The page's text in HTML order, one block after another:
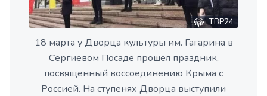
ТВР24
18 марта у Дворца культуры им. Гагарина в
Сергиевом Посаде прошёл праздник,
посвященный воссоединению Крыма с
Россией. На ступенях Дворца выступили